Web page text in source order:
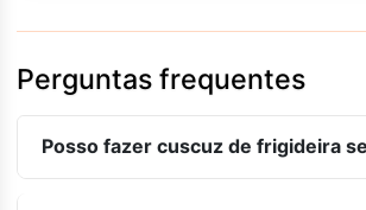
Perguntas frequentes
Posso fazer cuscuz de frigideira